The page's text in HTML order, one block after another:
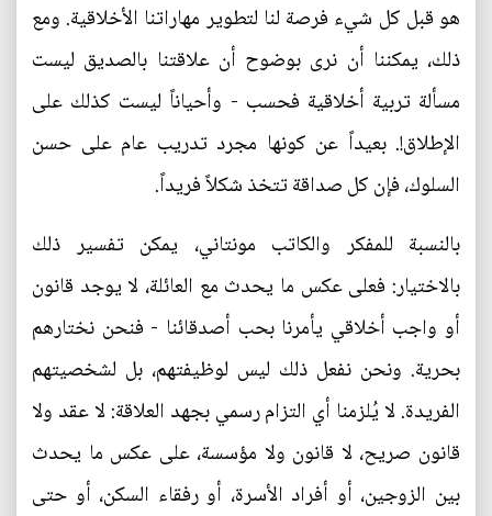
هو قبل كل شيء فرصة لنا لتطوير مهاراتنا الأخلاقية. ومع
ذلك، يمكننا أن نرى بوضوح أن علاقتنا بالصديق ليست
مسألة تربية أخلاقية فحسب - وأحياناً ليست كذلك على
الإطلاق!. بعيداً عن كونها مجرد تدريب عام على حسن
السلوك، فإن كل صداقة تتخذ شكلاً فريداً.
بالنسبة للمفكر والكاتب مونتاني، يمكن تفسير ذلك
بالاختيار: فعلى عكس ما يحدث مع العائلة، لا يوجد قانون
أو واجب أخلاقي يأمرنا بحب أصدقائنا - فنحن نختارهم
بحرية. ونحن نفعل ذلك ليس لوظيفتهم، بل لشخصيتهم
الفريدة. لا يُلزمنا أي التزام رسمي بجهد العلاقة: لا عقد ولا
قانون صريح، لا قانون ولا مؤسسة، على عكس ما يحدث
بين الزوجين، أو أفراد الأسرة، أو رفقاء السكن، أو حتى